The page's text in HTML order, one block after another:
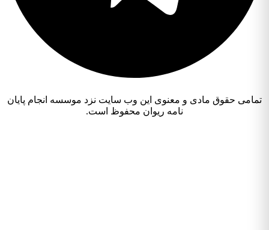
تمامی حقوق مادی و معنوی این وب سایت نزد موسسه انجام پایان
نامه ریوان محفوظ است.